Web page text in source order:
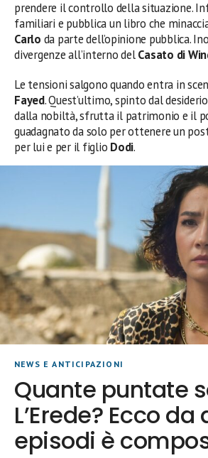
prendere il controllo della situazione.
familiari e pubblica un libro che
Carlo da parte dell’opinione pubblica.
divergenze all’interno delCasato di
Le tensioni salgono quando entra in
Fayed. Quest’ultimo, spinto dal
dalla nobiltà, sfrutta il patrimonio e il
guadagnato da solo per ottenere un
per lui e per il figlio Dodi.
NEWS E ANTICIPAZIONI
Quante puntate
L’Erede? Ecco
episodi è